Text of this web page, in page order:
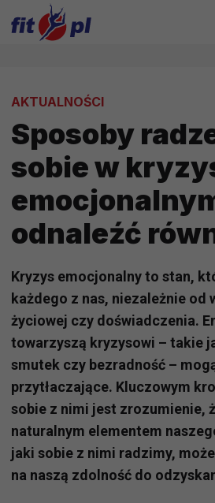
AKTUALNOŚCI
Sposoby
sobie w
odnaleźć
Kryzys emocjonalny to stan,
każdego z nas, niezależnie od
życiowej czy doświadczenia.
towarzyszą kryzysowi – takie
smutek czy bezradność –
przytłaczające. Kluczowym
sobie z nimi jest zrozumienie,
naturalnym elementem
jaki sobie z nimi radzimy,
na naszą zdolność do